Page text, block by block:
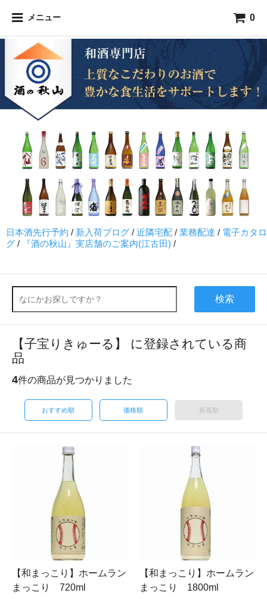
メニュー 0
日本酒先行予約 / 新入荷ブログ / 近隣宅配 / 業務配達 / 電子カタロ
グ / 『酒の秋山』実店舗のご案内(江古田) /
検索
【子宝りきゅーる】 に登録されている商
品
4件の商品が見つかりました
おすすめ順 価格順 新着順
【和まっこり】ホームラン
まっこり 720ml
【和まっこり】ホームラン
まっこり 1800ml